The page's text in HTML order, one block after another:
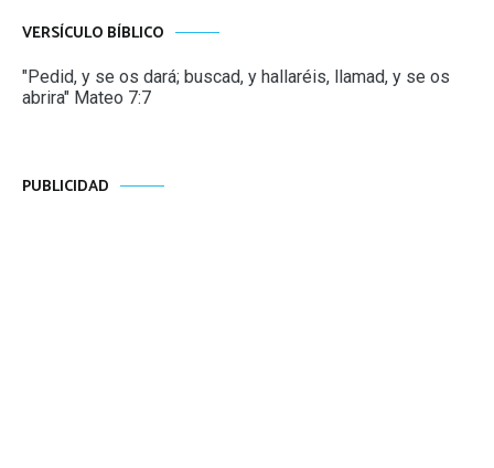
VERSÍCULO BÍBLICO
"Pedid, y se os dará; buscad, y hallaréis, llamad, y se os
abrira" Mateo 7:7
PUBLICIDAD